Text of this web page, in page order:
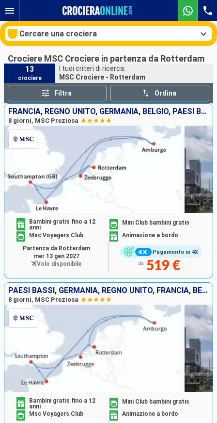
Cercare una crociera
Le nostre destinazioni
Mesi di partenza
Porti Compagnie
Ricerca
Crociere MSC Crociere in partenza da Rotterdam
13
crociere
I tuoi criteri di ricerca:
MSC Crociere - Rotterdam
Filtra Ordina
FRANCIA, REGNO UNITO, GERMANIA, BELGIO, PAESI BASSI
8 giorni, MSC Preziosa
Pagamento in 4X
Bambini gratis fino a 12
anni
Mini Club bambini gratis
Msc Voyagers Club
Animazione a bordo
da 519 €
Partenza da Rotterdam
mer 13 gen 2027
Volo disponibile
PAESI BASSI, GERMANIA, REGNO UNITO, FRANCIA, BELGIO
8 giorni, MSC Preziosa
Bambini gratis fino a 12
anni
Mini Club bambini gratis
Msc Voyagers Club
Animazione a bordo